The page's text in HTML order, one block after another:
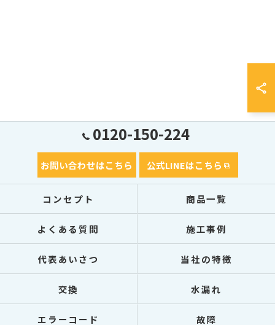
0120-150-224
お問い合わせはこちら 公式LINEはこちら
コンセプト 商品一覧
よくある質問 施工事例
代表あいさつ 当社の特徴
交換 水漏れ
エラーコード 故障